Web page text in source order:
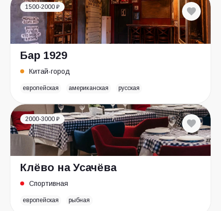
1500-2000 ₽
Бар 1929
Китай-город
европейская американская русская
2000-3000 ₽
Клёво на Усачёва
Спортивная
европейская рыбная